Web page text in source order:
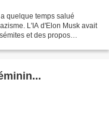
quelque temps salué
L'IA d'Elon Musk avait
et des propos